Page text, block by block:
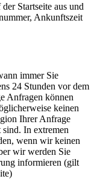
Startseite aus und
Ankunftszeit
immer Sie
24 Stunden vor dem
Anfragen können
keinen
Ihrer Anfrage
In extremen
wenn wir keinen
wir werden Sie
informieren (gilt